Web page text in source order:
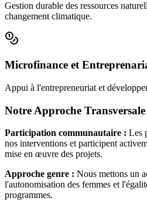
Gestion durable des ressources
changement climatique.
Microfinance et
Appui à l'entrepreneuriat et
Notre Approche Transversale
Participation communautaire : Les
nos interventions et participent
mise en œuvre des projets.
Approche genre : Nous mettons un
l'autonomisation des femmes et
programmes.